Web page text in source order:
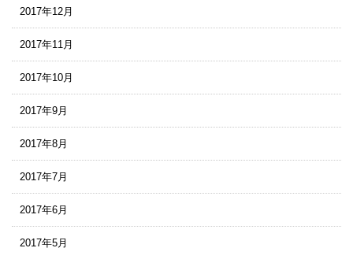
2017年12月
2017年11月
2017年10月
2017年9月
2017年8月
2017年7月
2017年6月
2017年5月